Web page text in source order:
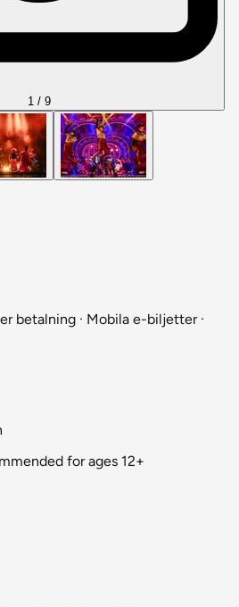
1 / 9
betalning · Mobila e-biljetter ·
for ages 12+